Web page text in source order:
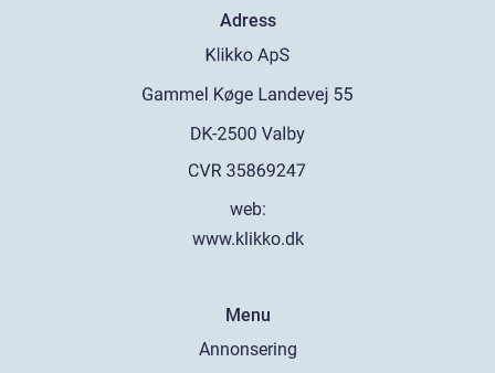
Adress
web:
www.klikko.dk
Menu
Annonsering